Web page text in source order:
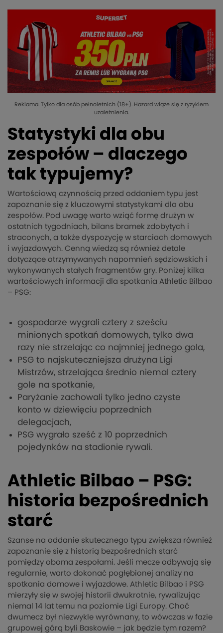
Reklama. Tylko dla osób pełnoletnich (18+). Hazard wiąże się z ryzykiem
uzależnienia.
Statystyki dla obu
zespołów – dlaczego
tak typujemy?
Wartościową czynnością przed oddaniem typu jest
zapoznanie się z kluczowymi statystykami dla obu
zespołów. Pod uwagę warto wziąć formę drużyn w
ostatnich tygodniach, bilans bramek zdobytych i
straconych, a także dyspozycję w starciach domowych
i wyjazdowych. Cenną wiedzą są również detale
dotyczące otrzymywanych napomnień sędziowskich i
wykonywanych stałych fragmentów gry. Poniżej kilka
wartościowych informacji dla spotkania Athletic Bilbao
– PSG:
gospodarze wygrali cztery z sześciu
minionych spotkań domowych, tylko dwa
razy nie strzelając co najmniej jednego gola,
PSG to najskuteczniejsza drużyna Ligi
Mistrzów, strzelająca średnio niemal cztery
gole na spotkanie,
Paryżanie zachowali tylko jedno czyste
konto w dziewięciu poprzednich
delegacjach,
PSG wygrało sześć z 10 poprzednich
pojedynków na stadionie rywali.
Athletic Bilbao – PSG:
historia bezpośrednich
starć
Szanse na oddanie skutecznego typu zwiększa również
zapoznanie się z historią bezpośrednich starć
pomiędzy oboma zespołami. Jeśli mecze odbywają się
regularnie, warto dokonać pogłębionej analizy na
spotkania domowe i wyjazdowe. Athletic Bilbao i PSG
mierzyły się w swojej historii dwukrotnie, rywalizując
niemal 14 lat temu na poziomie Ligi Europy. Choć
dwumecz był niezwykle wyrównany, to wówczas w fazie
grupowej górą byli Baskowie – jak będzie tym razem?